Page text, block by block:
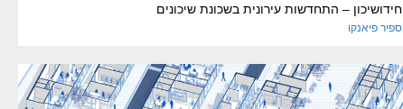
חידושיכון – התחדשות עירונית בשכונת שיכונים
ספירפיאנקו